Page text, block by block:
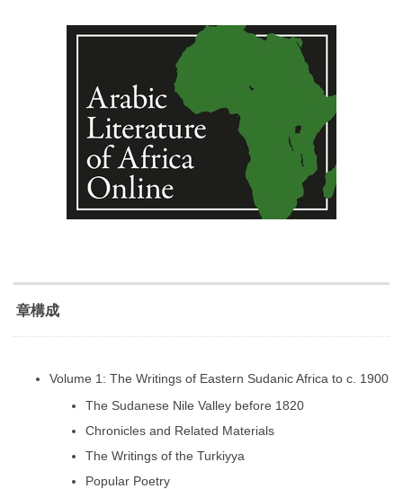
章構成
Volume 1: The Writings of Eastern Sudanic Africa to c. 1900
The Sudanese Nile Valley before 1820
Chronicles and Related Materials
The Writings of the Turkiyya
Popular Poetry